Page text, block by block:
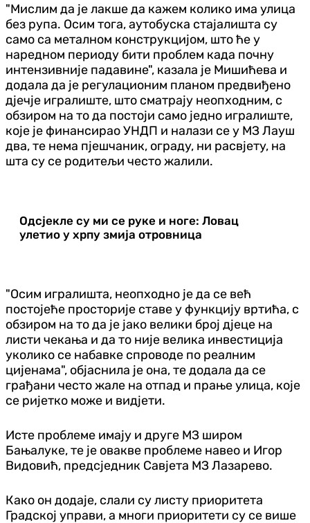
"Мислим да је лакше да кажем колико има улица
без рупа. Осим тога, аутобуска стајалишта су
само са металном конструкцијом, што ће у
наредном периоду бити проблем када почну
интензивније падавине", казала је Мишићева и
додала да је регулационим планом предвиђено
дјечје игралиште, што сматрају неопходним, с
обзиром на то да постоји само једно игралиште,
које је финансирао УНДП и налази се у МЗ Лауш
два, те нема пјешчаник, ограду, ни расвјету, на
шта су се родитељи често жалили.
Одсјекле су ми се руке и ноге: Ловац
улетио у хрпу змија отровница
"Осим игралишта, неопходно је да се већ
постојеће просторије ставе у функцију вртића, с
обзиром на то да је јако велики број дјеце на
листи чекања и да то није велика инвестиција
уколико се набавке спроводе по реалним
цијенама", објаснила је она, те додала да се
грађани често жале на отпад и прање улица, које
се ријетко може и видјети.
Исте проблеме имају и друге МЗ широм
Бањалуке, те је овакве проблеме навео и Игор
Видовић, предсједник Савјета МЗ Лазарево.
Како он додаје, слали су листу приоритета
Градској управи, а многи приоритети су се више